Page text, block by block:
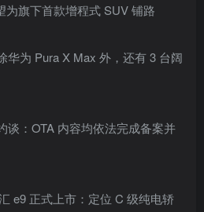
为旗下首款增程式 SUV 铺路
华为 Pura X Max 外，还有 3 台阔
谈：OTA 内容均依法完成备案并
e9 正式上市：定位 C 级纯电轿